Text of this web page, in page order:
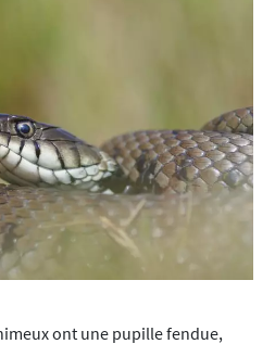
ont une pupille fendue,